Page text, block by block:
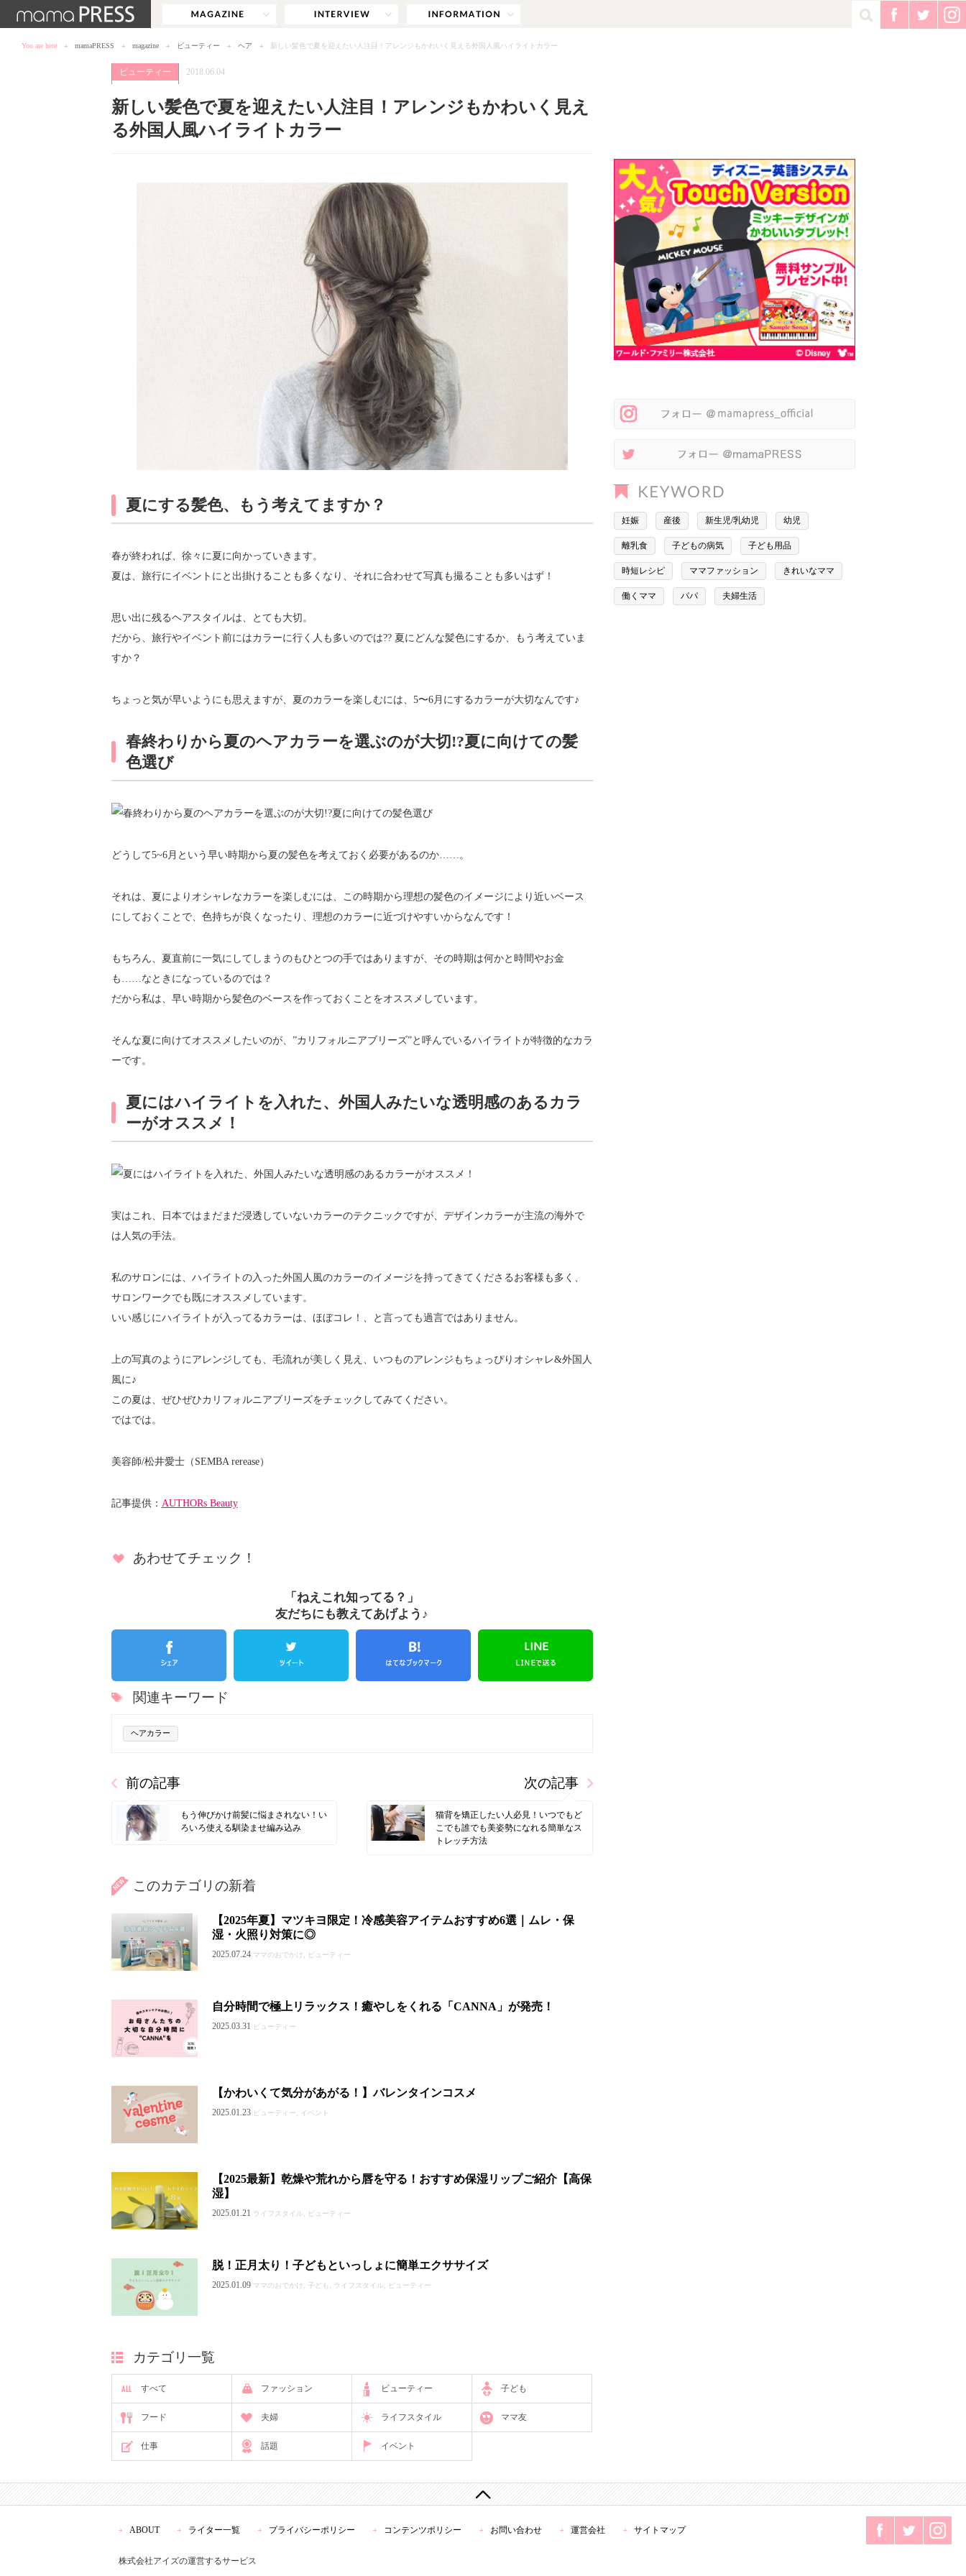
You are here mamaPRESS magazine ビューティー ヘア 新しい髪色で夏を迎えたい人注目！アレンジもかわいく見える外国人風ハイライトカラー
ビューティー 2018.06.04
新しい髪色で夏を迎えたい人注目！アレンジもかわいく見え
る外国人風ハイライトカラー
夏にする髪色、もう考えてますか？
春が終われば、徐々に夏に向かっていきます。
夏は、旅行にイベントにと出掛けることも多くなり、それに合わせて写真も撮ることも多いはず！
思い出に残るヘアスタイルは、とても大切。
だから、旅行やイベント前にはカラーに行く人も多いのでは?? 夏にどんな髪色にするか、もう考えていま
すか？
ちょっと気が早いようにも思えますが、夏のカラーを楽しむには、5〜6月にするカラーが大切なんです♪
春終わりから夏のヘアカラーを選ぶのが大切!?夏に向けての髪
色選び
どうして5~6月という早い時期から夏の髪色を考えておく必要があるのか……。
それは、夏によりオシャレなカラーを楽しむには、この時期から理想の髪色のイメージにより近いベース
にしておくことで、色持ちが良くなったり、理想のカラーに近づけやすいからなんです！
もちろん、夏直前に一気にしてしまうのもひとつの手ではありますが、その時期は何かと時間やお金
も……なときになっているのでは？
だから私は、早い時期から髪色のベースを作っておくことをオススメしています。
そんな夏に向けてオススメしたいのが、”カリフォルニアブリーズ”と呼んでいるハイライトが特徴的なカラ
ーです。
夏にはハイライトを入れた、外国人みたいな透明感のあるカラ
ーがオススメ！
実はこれ、日本ではまだまだ浸透していないカラーのテクニックですが、デザインカラーが主流の海外で
は人気の手法。
私のサロンには、ハイライトの入った外国人風のカラーのイメージを持ってきてくださるお客様も多く、
サロンワークでも既にオススメしています。
いい感じにハイライトが入ってるカラーは、ほぼコレ！、と言っても過言ではありません。
上の写真のようにアレンジしても、毛流れが美しく見え、いつものアレンジもちょっぴりオシャレ&外国人
風に♪
この夏は、ぜひぜひカリフォルニアブリーズをチェックしてみてください。
ではでは。
美容師/松井愛士（SEMBA rerease）
記事提供： AUTHORs Beauty
あわせてチェック！
「ねえこれ知ってる？」
友だちにも教えてあげよう♪
関連キーワード
ヘアカラー
前の記事
もう伸びかけ前髪に悩まされない！い
ろいろ使える馴染ませ編み込み
次の記事
猫背を矯正したい人必見！いつでもど
こでも誰でも美姿勢になれる簡単なス
トレッチ方法
このカテゴリの新着
【2025年夏】マツキヨ限定！冷感美容アイテムおすすめ6選｜ムレ・保
湿・火照り対策に◎
2025.07.24 ママのおでかけ, ビューティー
自分時間で極上リラックス！癒やしをくれる「CANNA」が発売！
2025.03.31 ビューティー
【かわいくて気分があがる！】バレンタインコスメ
2025.01.23 ビューティー, イベント
【2025最新】乾燥や荒れから唇を守る！おすすめ保湿リップご紹介【高保
湿】
2025.01.21 ライフスタイル, ビューティー
脱！正月太り！子どもといっしょに簡単エクササイズ
2025.01.09 ママのおでかけ, 子ども, ライフスタイル, ビューティー
カテゴリ一覧
すべて ファッション ビューティー 子ども
フード 夫婦 ライフスタイル ママ友
仕事 話題 イベント
妊娠 産後 新生児/乳幼児 幼児
離乳食 子どもの病気 子ども用品
時短レシピ ママファッション きれいなママ
働くママ パパ 夫婦生活
ABOUT ライター一覧 プライバシーポリシー コンテンツポリシー お問い合わせ 運営会社 サイトマップ
株式会社アイズの運営するサービス